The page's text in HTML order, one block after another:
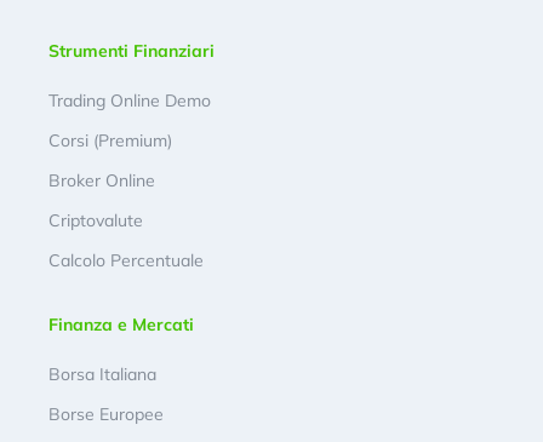
Strumenti Finanziari
Trading Online Demo
Corsi (Premium)
Broker Online
Criptovalute
Calcolo Percentuale
Finanza e Mercati
Borsa Italiana
Borse Europee